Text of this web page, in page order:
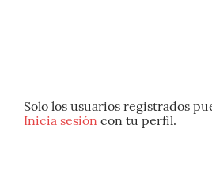
Solo los usuarios registrados
Inicia sesión con tu perfil.